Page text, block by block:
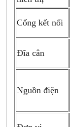
Cổng kết nối
Đĩa cân
Nguồn điện